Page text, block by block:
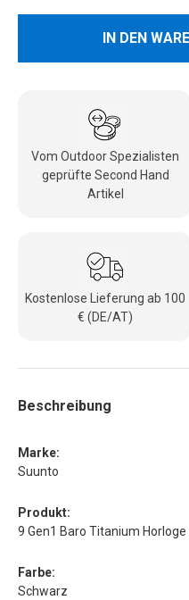
IN DEN
Vom Outdoor Spezialisten
geprüfte Second Hand
Artikel
Kostenlose Lieferung ab 100
€ (DE/AT)
Beschreibung
Marke:
Suunto
Produkt:
9 Gen1 Baro Titanium Horloge
Farbe:
Schwarz